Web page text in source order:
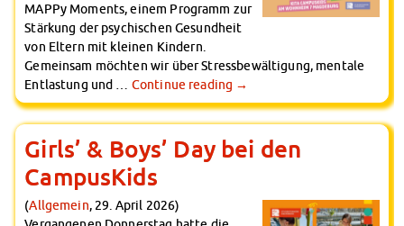
MAPPy Moments, einem Programm zur
Stärkung der psychischen Gesundheit
von Eltern mit kleinen Kindern.
Gemeinsam möchten wir über Stressbewältigung, mentale
Entlastung und … Continue reading →
Girls’ & Boys’ Day bei den
CampusKids
(Allgemein, 29. April 2026)